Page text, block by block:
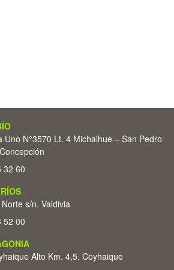
Uno N°3570 Lt. 4 Michaihue – San Pedro
32 60
s/n. Valdivia
52 00
Alto Km. 4,5. Coyhaique